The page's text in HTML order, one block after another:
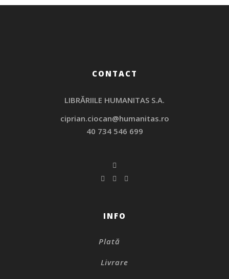
CONTACT
LIBRĂRIILE HUMANITAS S.A.
ciprian.ciocan@humanitas.ro
40 734 546 699
INFO
Plată
Livrare